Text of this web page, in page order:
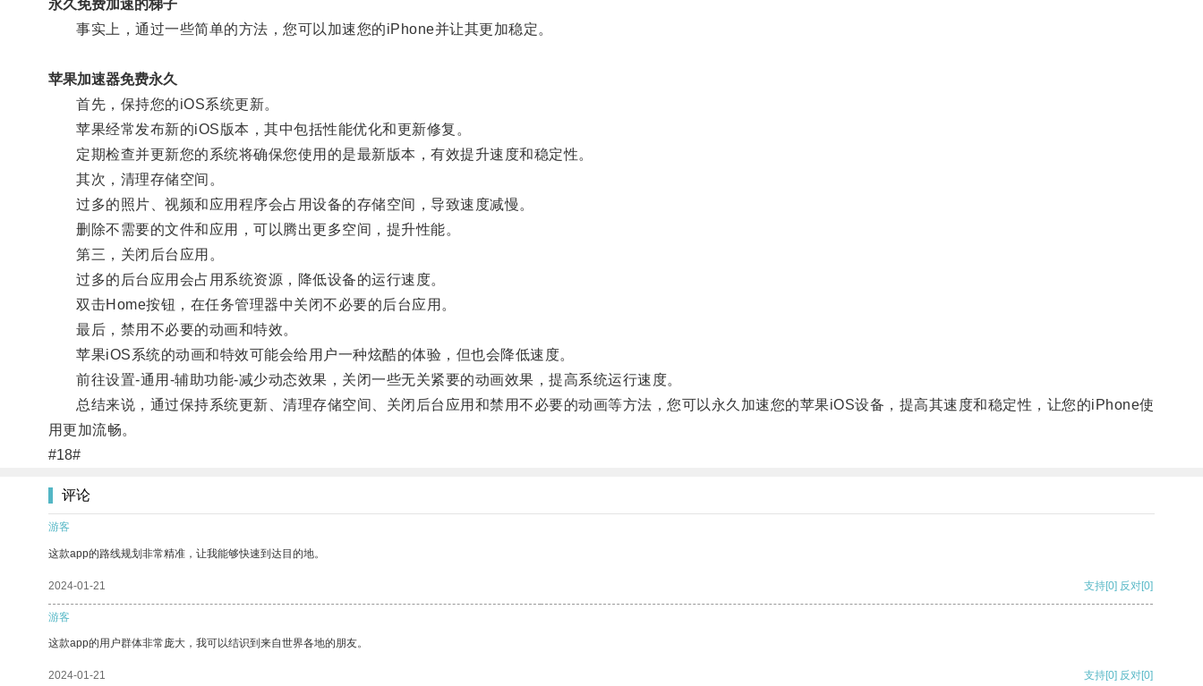
永久免费加速的梯子
事实上，通过一些简单的方法，您可以加速您的iPhone并让其更加稳定。
苹果加速器免费永久
首先，保持您的iOS系统更新。
苹果经常发布新的iOS版本，其中包括性能优化和更新修复。
定期检查并更新您的系统将确保您使用的是最新版本，有效提升速度和稳定性。
其次，清理存储空间。
过多的照片、视频和应用程序会占用设备的存储空间，导致速度减慢。
删除不需要的文件和应用，可以腾出更多空间，提升性能。
第三，关闭后台应用。
过多的后台应用会占用系统资源，降低设备的运行速度。
双击Home按钮，在任务管理器中关闭不必要的后台应用。
最后，禁用不必要的动画和特效。
苹果iOS系统的动画和特效可能会给用户一种炫酷的体验，但也会降低速度。
前往设置-通用-辅助功能-减少动态效果，关闭一些无关紧要的动画效果，提高系统运行速度。
总结来说，通过保持系统更新、清理存储空间、关闭后台应用和禁用不必要的动画等方法，您可以永久加速您的苹果iOS设备，提高其速度和稳定性，让您的iPhone使
用更加流畅。
#18#
评论
游客
这款app的路线规划非常精准，让我能够快速到达目的地。
2024-01-21 支持[0] 反对[0]
游客
这款app的用户群体非常庞大，我可以结识到来自世界各地的朋友。
2024-01-21 支持[0] 反对[0]